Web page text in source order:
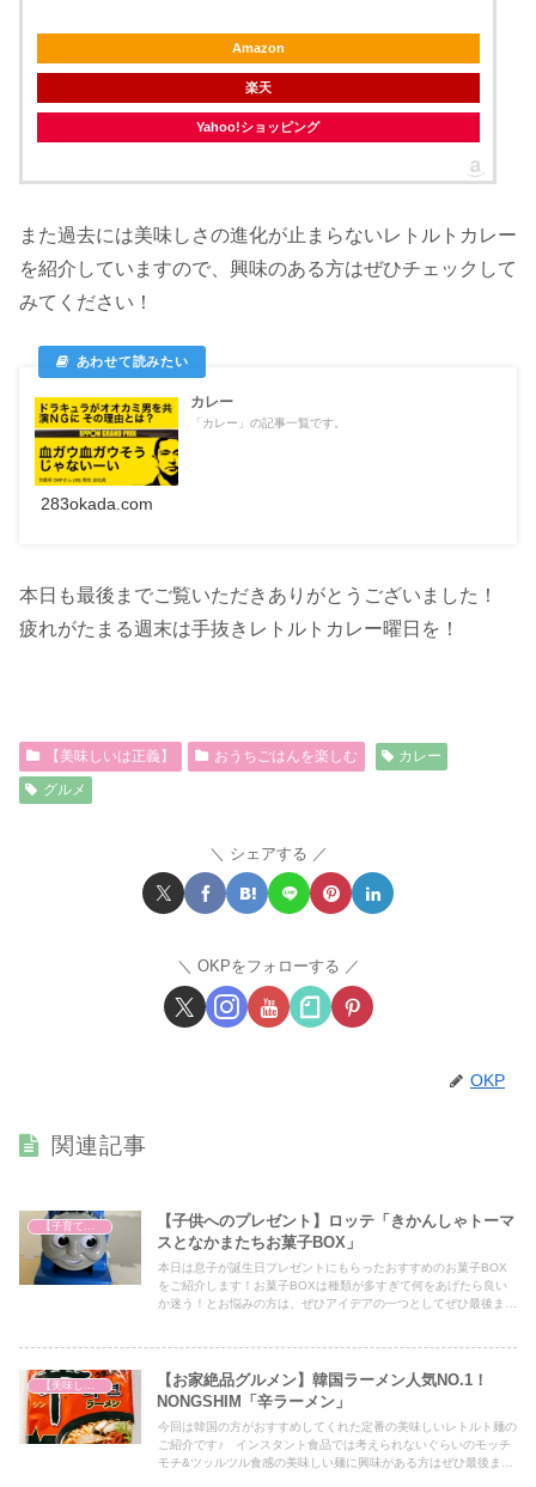
Amazon
楽天
Yahoo!ショッピング
また過去には美味しさの進化が止まらないレトルトカレー
を紹介していますので、興味のある方はぜひチェックして
みてください！
カレー
「カレー」の記事一覧です。
283okada.com
本日も最後までご覧いただきありがとうございました！
疲れがたまる週末は手抜きレトルトカレー曜日を！
【美味しいは正義】 おうちごはんを楽しむ
カレー
グルメ
シェアする
OKPをフォローする
OKP
関連記事
【子供へのプレゼント】ロッテ「きかんしゃトーマ
スとなかまたちお菓子BOX」
本日は息子が誕生日プレゼントにもらったおすすめのお菓子BOX
をご紹介します！お菓子BOXは種類が多すぎて何をあげたら良い
か迷う！とお悩みの方は、ぜひアイデアの一つとしてぜひ最後まで
【お家絶品グルメン】韓国ラーメン人気NO.1！
NONGSHIM「辛ラーメン」
今回は韓国の方がおすすめしてくれた定番の美味しいレトルト麺の
ご紹介です♪ インスタント食品では考えられないぐらいのモッチ
モチ&ツッルツル食感の美味しい麺に興味がある方はぜひ最後まで